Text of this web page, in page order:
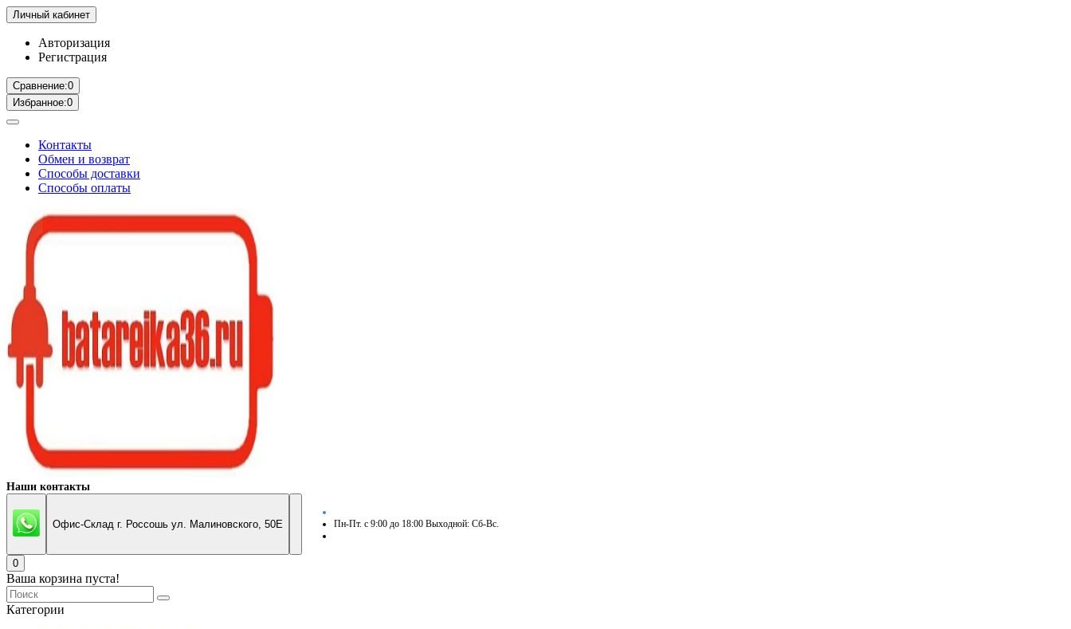
Личный кабинет
Авторизация
Регистрация
Сравнение:0
Избранное:0
Контакты
Обмен и возврат
Способы доставки
Способы оплаты
Наши контакты
Офис-Склад г. Россошь ул. Малиновского, 50Е Пн-Пт. с 9:00 до 18:00 Выходной: Сб-Вс.
0
Ваша корзина пуста!
Категории